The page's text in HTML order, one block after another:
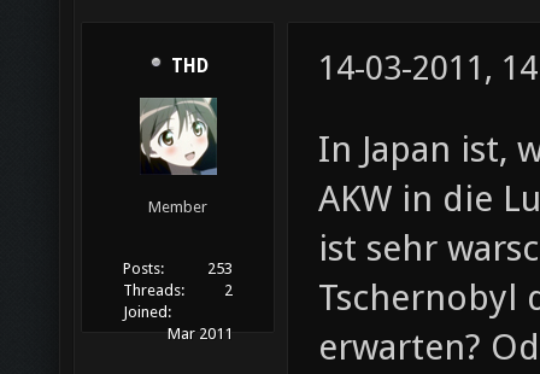
THD
Member
Posts:
253
Threads:
2
Joined:
Mar 2011
14-03-2011,
In Japan ist,
AKW in die
ist sehr
Tschernobyl
erwarten?